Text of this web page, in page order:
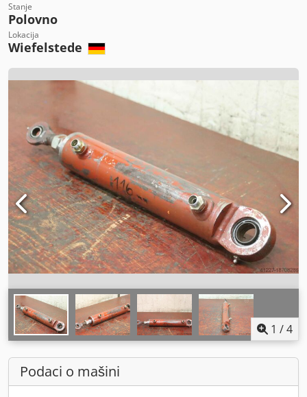
Stanje
Polovno
Lokacija
Wiefelstede
1 /4
Podaci o mašini